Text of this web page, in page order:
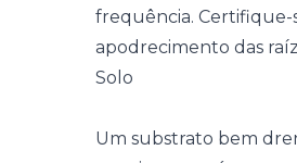
frequência. Certifique-
apodrecimento das
Solo
Um substrato bem